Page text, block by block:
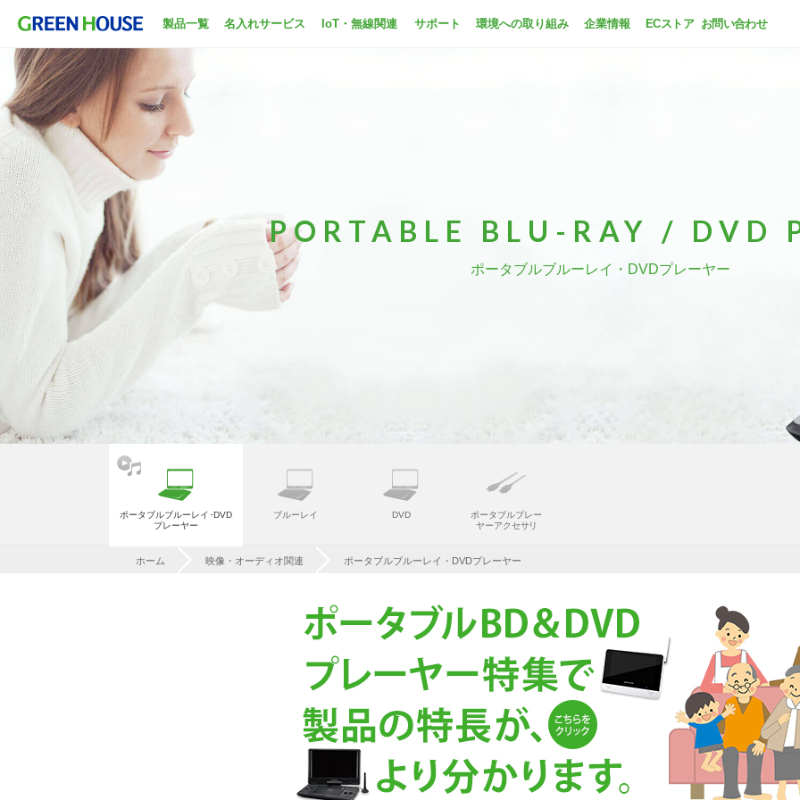
製品一覧 名入れサービス IoT・無線関連 サポート 環境への取り組み 企業情報 ECストア お問い合わせ
PORTABLE BLU-RAY / DVD
ポータブルブルーレイ・DVDプレーヤー
ブルーレイ DVD
ポータブルプレー
ヤーアクセサリ
ポータブルブルーレイ・DVD
プレーヤー
ホーム 映像・オーディオ関連 ポータブルブルーレイ・DVDプレーヤー